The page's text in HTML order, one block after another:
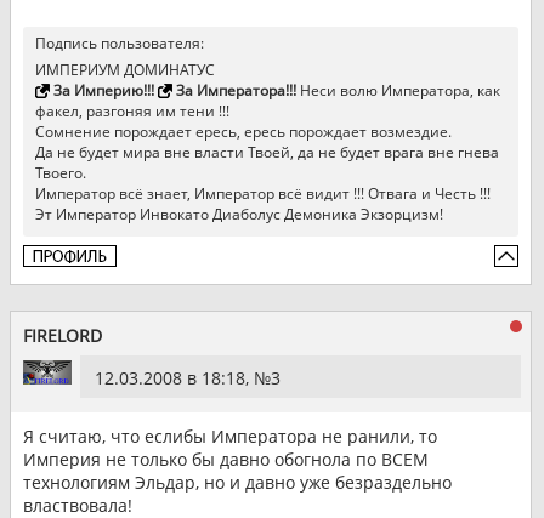
Подпись пользователя:
ИМПЕРИУМ ДОМИНАТУС
За Империю!!!
За Императора!!!Неси волю Императора, как
факел, разгоняя им тени !!!
Сомнение порождает ересь, ересь порождает возмездие.
Да не будет мира вне власти Твоей, да не будет врага вне гнева
Твоего.
Император всё знает, Император всё видит !!! Отвага и Честь !!!
Эт Император Инвокато Диаболус Демоника Экзорцизм!
FIRELORD
12.03.2008 в 18:18, №3
Я считаю, что еслибы Императора не ранили, то
Империя не только бы давно обогнола по ВСЕМ
технологиям Эльдар, но и давно уже безраздельно
властвовала!